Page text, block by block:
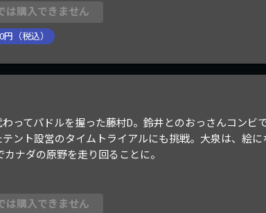
は購入できません
円（税込）
ってパドルを握った藤村D。鈴井とのおっさんコン
ント設営のタイムトライアルにも挑戦。大泉は、絵
ナダの原野を走り回ることに。
は購入できません